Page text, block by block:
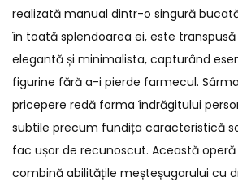
realizată manual dintr-o singură
în toată splendoarea ei, este
elegantă și minimalista, capturând
figurine fără a-i pierde farmecul.
pricepere redă forma îndrăgitului
subtile precum fundița caracteristică
fac ușor de recunoscut. Această
combină abilitățile meșteșugarului cu